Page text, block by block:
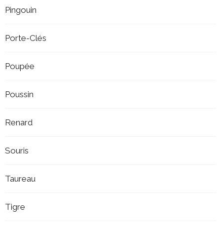
Pingouin
Porte-Clés
Poupée
Poussin
Renard
Souris
Taureau
Tigre